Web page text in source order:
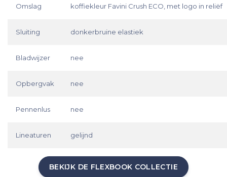
Omslag koffiekleur Favini Crush ECO, met logo in reliëf
Sluiting donkerbruine elastiek
Bladwijzer nee
Opbergvak nee
Pennenlus nee
Lineaturen gelijnd
BEKIJK DE FLEXBOOK COLLECTIE